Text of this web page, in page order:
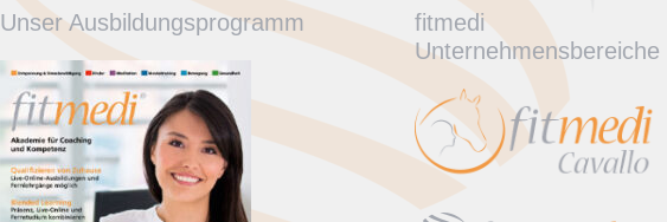
Unser Ausbildungsprogramm
fitmedi
Unternehmensbereiche